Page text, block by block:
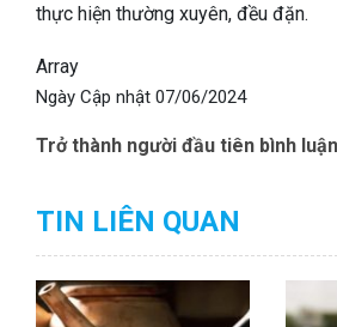
thực hiện thường xuyên, đều đặn.
Array
Ngày Cập nhật 07/06/2024
Trở thành người đầu tiên bình
TIN LIÊN QUAN